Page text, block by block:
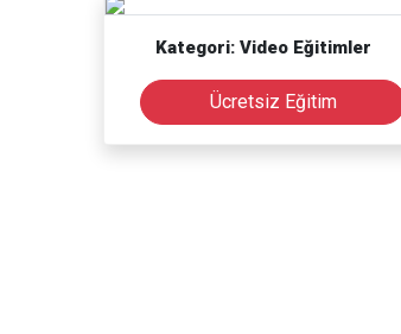
Kategori: Video Eğitimler
Ücretsiz Eğitim